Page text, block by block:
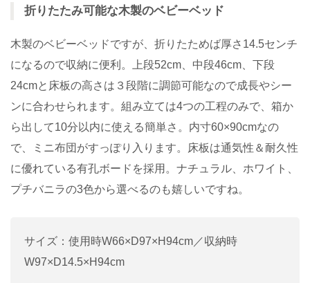
折りたたみ可能な木製のベビーベッド
木製のベビーベッドですが、折りたためば厚さ14.5センチ
になるので収納に便利。上段52cm、中段46cm、下段
24cmと床板の高さは３段階に調節可能なので成長やシー
ンに合わせられます。組み立ては4つの工程のみで、箱か
ら出して10分以内に使える簡単さ。内寸60×90cmなの
で、ミニ布団がすっぽり入ります。床板は通気性＆耐久性
に優れている有孔ボードを採用。ナチュラル、ホワイト、
プチバニラの3色から選べるのも嬉しいですね。
サイズ：使用時W66×D97×H94cm／収納時
W97×D14.5×H94cm